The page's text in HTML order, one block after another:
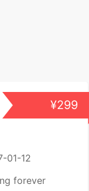
¥299
01-12
forever